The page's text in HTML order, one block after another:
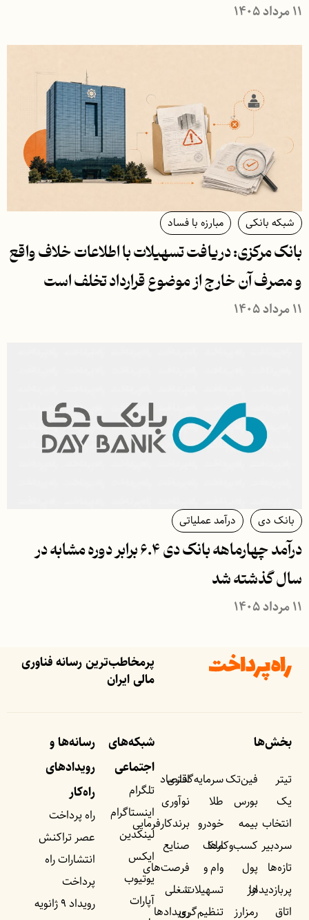
۱۱ مرداد ۱۴۰۵
شبکه بانکی مبارزه با فساد
بانک مرکزی: دریافت تسهیلات با اطلاعات خلاف واقع
و مصرف آن خارج از موضوع قرارداد تخلف است
۱۱ مرداد ۱۴۰۵
بانک دی درآمد عملیاتی
درآمد چهارماهه بانک دی ۶.۴ برابر دوره مشابه در
سال گذشته شد
۱۱ مرداد ۱۴۰۵
پرمخاطب‌ترین رسانه فناوری
مالی ایران
بخش‌ها
تیتر
یک
انتخاب
سردبیر
تازه‌ها
پربازدید‌ها
اتاق
فین‌تک
بورس
بیمه
کسب‌وکار‌ها
پول
ارز
رمزارز
سرمایه‌گذاری
طلا
خودرو
ملک
وام و
تسهیلات
تنظیم‌گری
اقتصاد
نوآوری
برندکارفرمایی
صنایع
فرصت‌های
شغلی
رویداد‌ها
شبکه‌های
اجتماعی
تلگرام
اینستاگرام
لینکدین
ایکس
یوتیوب
آپارات
رسانه‌ها و
رویداد‌های
راه‌کار
راه پرداخت
عصر تراکنش
انتشارات راه
پرداخت
رویداد ۹ ژانویه